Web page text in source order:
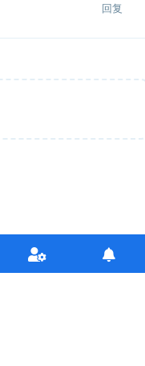
回复